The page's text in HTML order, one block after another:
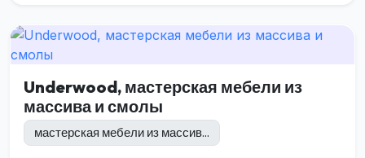
Underwood, мастерская мебели из
массива и смолы
мастерская мебели из массив...